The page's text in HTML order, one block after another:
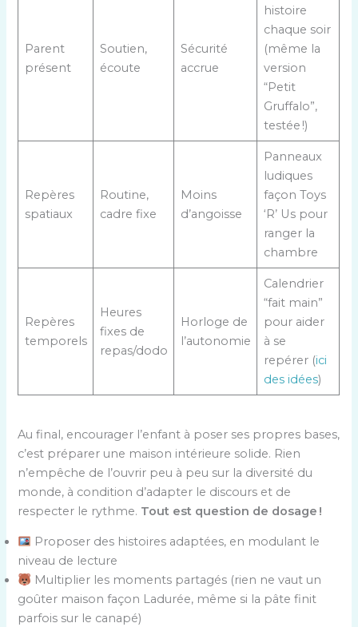
Parent
présent
Soutien,
écoute
Sécurité
accrue
histoire
chaque soir
(même la
version
“Petit
Gruffalo”,
testée !)
Repères
spatiaux
Routine,
cadre fixe
Moins
d’angoisse
Panneaux
ludiques
façon Toys
‘R’ Us pour
ranger la
chambre
Repères
temporels
Heures
fixes de
repas/dodo
Horloge de
l’autonomie
Calendrier
“fait main”
pour aider
à se
repérer (ici
des idées)
Au final, encourager l’enfant à poser ses propres bases,
c’est préparer une maison intérieure solide. Rien
n’empêche de l’ouvrir peu à peu sur la diversité du
monde, à condition d’adapter le discours et de
respecter le rythme. Tout est question de dosage !
Proposer des histoires adaptées, en modulant le
niveau de lecture
Multiplier les moments partagés (rien ne vaut un
goûter maison façon Ladurée, même si la pâte finit
parfois sur le canapé)